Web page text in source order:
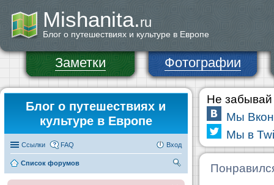
Mishanita.ru
Блог о путешествиях и культуре в Европе
Заметки Фотографии
Блог о путешествиях и
культуре в Европе
Ссылки FAQ Вход
Список форумов
Не забывай
Мы
Мы в